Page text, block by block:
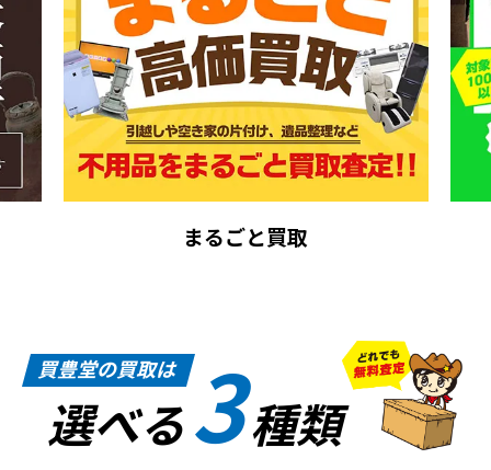
まるごと買取
買豊堂の買取は
選べる3種類